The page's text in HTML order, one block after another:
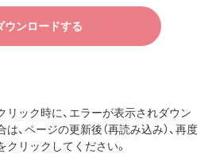
ウンロードする
リック時に、エラーが表示されダウン
、ページの更新後（再読み込み）、再度
リックしてください。